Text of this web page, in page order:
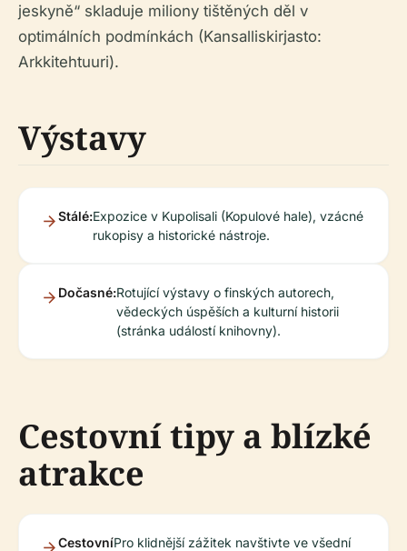
jeskyně“ skladuje miliony tištěných děl v
optimálních podmínkách (Kansalliskirjasto:
Arkkitehtuuri).
Výstavy
Stálé:Expozice v Kupolisali (Kopulové hale), vzácné
rukopisy a historické nástroje.
Dočasné:Rotující výstavy o finských autorech,
vědeckých úspěších a kulturní historii
(stránka událostí knihovny).
Cestovní tipy a blízké
atrakce
CestovníPro klidnější zážitek navštivte ve všední